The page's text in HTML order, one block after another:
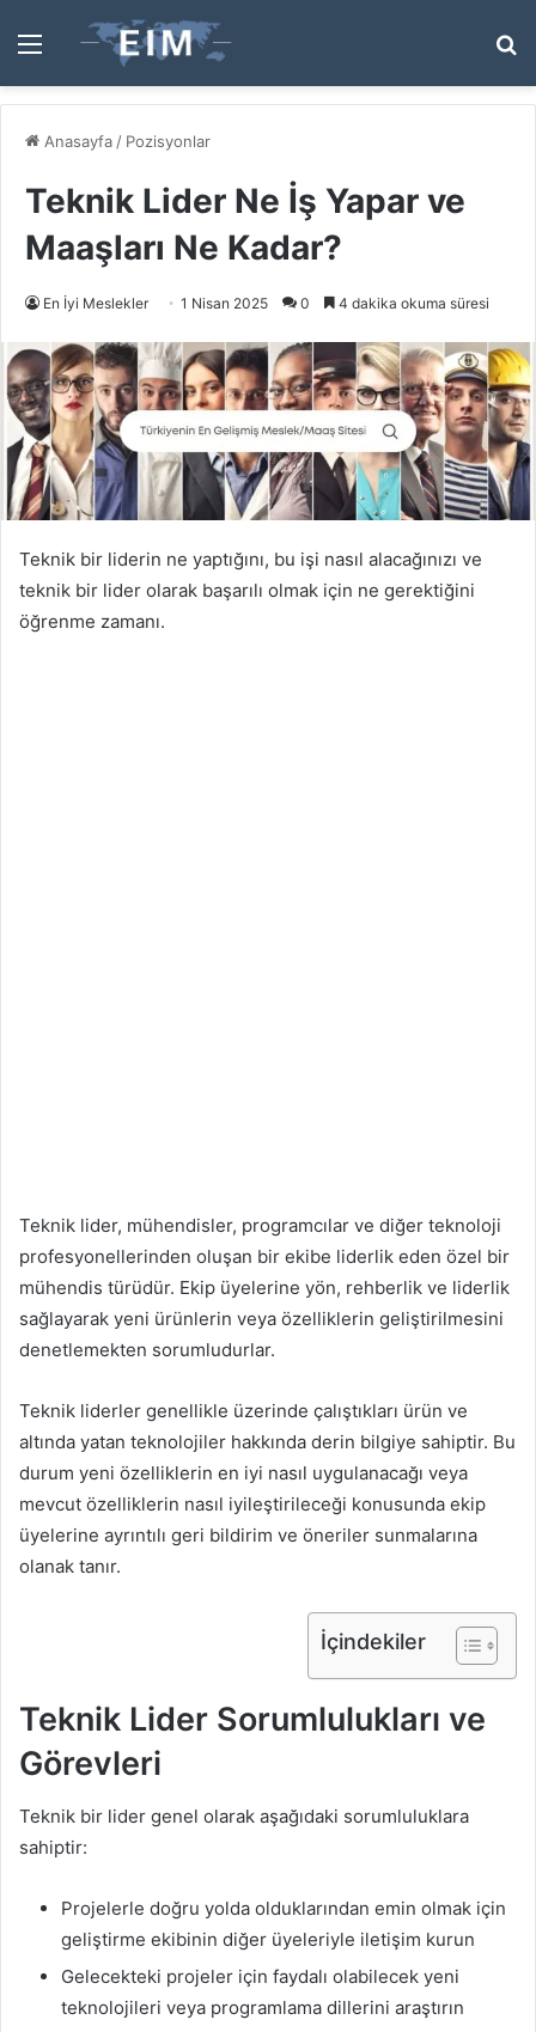
Menü
...
Anasayfa / Pozisyonlar
Teknik Lider Ne İş Yapar ve
Maaşları Ne Kadar?
En İyi Meslekler 1 Nisan 2025 0 4 dakika okuma süresi
Teknik bir liderin ne yaptığını, bu işi nasıl alacağınızı ve
teknik bir lider olarak başarılı olmak için ne gerektiğini
öğrenme zamanı.
Teknik lider, mühendisler, programcılar ve diğer teknoloji
profesyonellerinden oluşan bir ekibe liderlik eden özel bir
mühendis türüdür. Ekip üyelerine yön, rehberlik ve liderlik
sağlayarak yeni ürünlerin veya özelliklerin geliştirilmesini
denetlemekten sorumludurlar.
Teknik liderler genellikle üzerinde çalıştıkları ürün ve
altında yatan teknolojiler hakkında derin bilgiye sahiptir. Bu
durum yeni özelliklerin en iyi nasıl uygulanacağı veya
mevcut özelliklerin nasıl iyileştirileceği konusunda ekip
üyelerine ayrıntılı geri bildirim ve öneriler sunmalarına
olanak tanır.
İçindekiler
Teknik Lider Sorumlulukları ve
Görevleri
Teknik bir lider genel olarak aşağıdaki sorumluluklara
sahiptir:
Projelerle doğru yolda olduklarından emin olmak için
geliştirme ekibinin diğer üyeleriyle iletişim kurun
Gelecekteki projeler için faydalı olabilecek yeni
teknolojileri veya programlama dillerini araştırın